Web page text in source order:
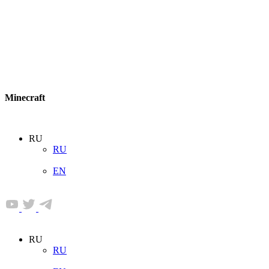
Minecraft
RU
RU
EN
RU
RU